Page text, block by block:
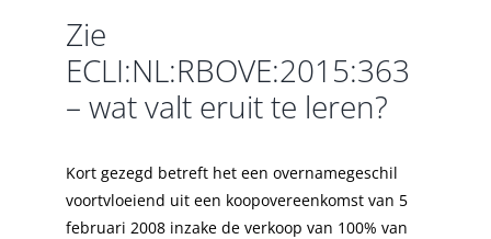
Zie
ECLI:NL:RBOVE:2015:363
– wat valt eruit te leren?
Kort gezegd betreft het een overnamegeschil
voortvloeiend uit een koopovereenkomst van 5
februari 2008 inzake de verkoop van 100% van